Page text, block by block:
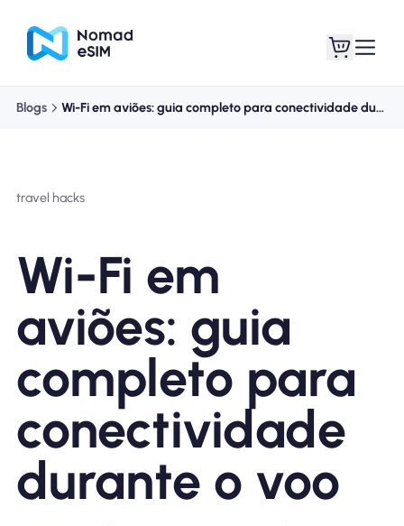
Sobre o eSIM
Por que Nomad eSIM
Usando um eSIM
Blogs Wi-Fi em aviões: guia completo para conectividade durante o voo
travel hacks
Wi-Fi em
aviões: guia
completo para
conectividade
durante o voo